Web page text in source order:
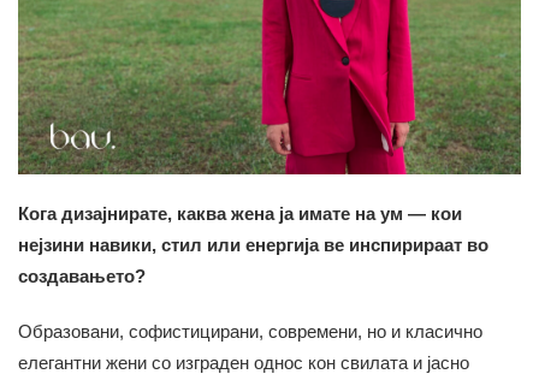
Кога дизајнирате, каква жена ја имате на ум — кои
нејзини навики, стил или енергија ве инспирираат во
создавањето?
Образовани, софистицирани, современи, но и класично
елегантни жени со изграден однос кон свилата и јасно